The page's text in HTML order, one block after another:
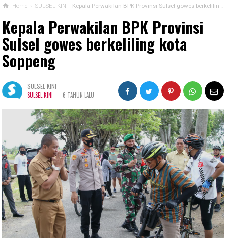
Home › SULSEL KINI Kepala Perwakilan BPK Provinsi Sulsel gowes berkeliling kota Soppeng
Kepala Perwakilan BPK Provinsi
Sulsel gowes berkeliling kota
Soppeng
SULSEL KINI
SULSEL KINI - 6 TAHUN LALU